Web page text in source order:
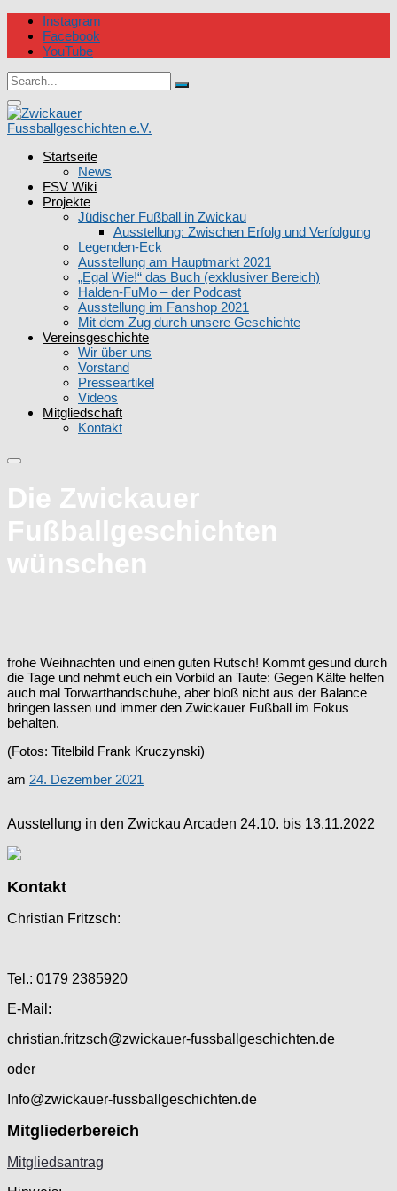
Skip
content
Instagram
Facebook
YouTube
Circular
focus
Search
for:
Search
focus
Zwickauer Fussballgeschichten e.V.
Startseite
News
FSV Wiki
Projekte
Jüdischer Fußball in Zwickau
Ausstellung: Zwischen Erfolg und Verfolgung
Legenden-Eck
Ausstellung am Hauptmarkt 2021
„Egal Wie!“ das Buch (exklusiver Bereich)
Halden-FuMo – der Podcast
Ausstellung im Fanshop 2021
Mit dem Zug durch unsere Geschichte
Vereinsgeschichte
Wir über uns
Vorstand
Presseartikel
Videos
Mitgliedschaft
Kontakt
Die Zwickauer
Fußballgeschichten
wünschen
frohe Weihnachten und einen guten Rutsch! Kommt gesund durch
die Tage und nehmt euch ein Vorbild an Taute: Gegen Kälte helfen
auch mal Torwarthandschuhe, aber bloß nicht aus der Balance
bringen lassen und immer den Zwickauer Fußball im Fokus
behalten.
(Fotos: Titelbild Frank Kruczynski)
am 24. Dezember 2021
Ausstellung in den Zwickau Arcaden 24.10. bis 13.11.2022
Kontakt
Christian Fritzsch:
Tel.: 0179 2385920
E-Mail:
christian.fritzsch@zwickauer-fussballgeschichten.de
oder
Info@zwickauer-fussballgeschichten.de
Mitgliederbereich
Mitgliedsantrag